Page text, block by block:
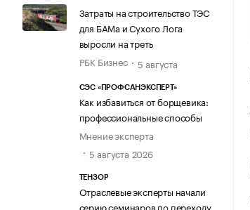
Затраты на строительство ТЭС
для БАМа и Сухого Лога
выросли на треть
РБК Бизнес
5 августа
СЭС «ПРОФСАНЭКСПЕРТ»
Как избавиться от борщевика:
профессиональные способы
Мнение эксперта
5 августа 2026
ТЕНЗОР
Отраслевые эксперты начали
серию семинаров по переходу